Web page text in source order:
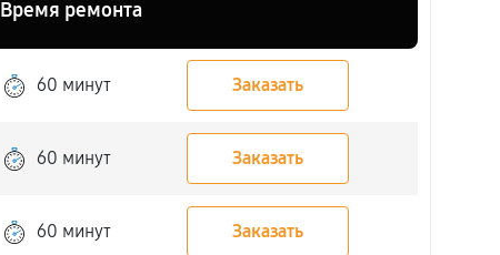
Время ремонта
60 минут Заказать
60 минут Заказать
60 минут Заказать